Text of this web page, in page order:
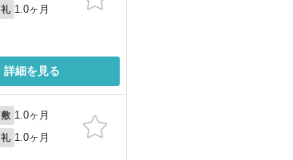
礼 1.0ヶ月
詳細を見る
敷 1.0ヶ月
礼 1.0ヶ月